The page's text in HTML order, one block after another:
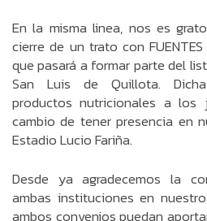
En la misma linea, nos es
cierre de un trato con FUENTES
que pasará a formar parte del
San Luis de Quillota. Dicha
productos nutricionales a los
cambio de tener presencia en
Estadio Lucio Fariña.
Desde ya agradecemos la
ambas instituciones en
ambos convenios puedan